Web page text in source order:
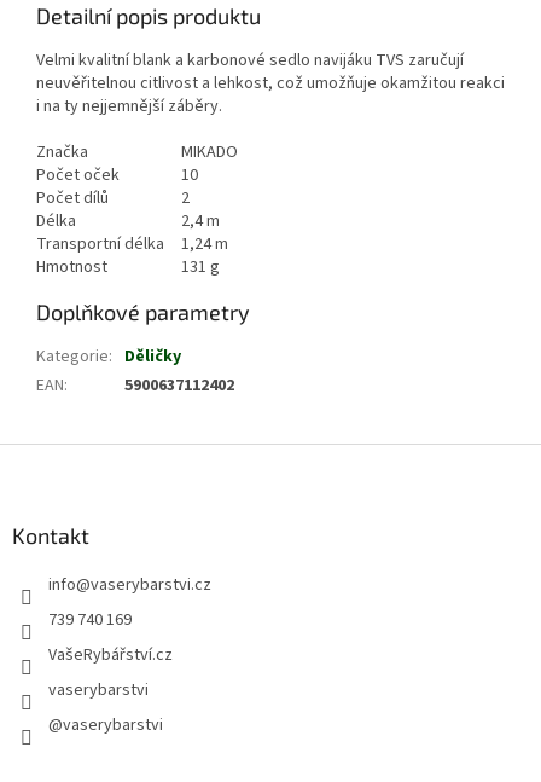
Detailní popis produktu
Velmi kvalitní blank a karbonové sedlo navijáku TVS zaručují
neuvěřitelnou citlivost a lehkost, což umožňuje okamžitou reakci
i na ty nejjemnější záběry.
Značka
MIKADO
Počet oček
10
Počet dílů
2
Délka
2,4 m
Transportní délka
1,24 m
Hmotnost
131 g
Doplňkové parametry
Kategorie: Děličky
EAN: 5900637112402
Kontakt
info@vaserybarstvi.cz
739 740 169
VašeRybářství.cz
vaserybarstvi
@vaserybarstvi